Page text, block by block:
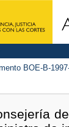
BOE-B-